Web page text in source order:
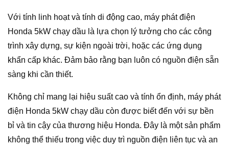
Với tính linh hoạt và tính di động cao, máy phát điện
Honda 5kW chạy dầu là lựa chọn lý tưởng cho các công
trình xây dựng, sự kiện ngoài trời, hoặc các ứng dụng
khẩn cấp khác. Đảm bảo rằng bạn luôn có nguồn điện sẵn
sàng khi cần thiết.
Không chỉ mang lại hiệu suất cao và tính ổn định, máy phát
điện Honda 5kW chạy dầu còn được biết đến với sự bền
bỉ và tin cậy của thương hiệu Honda. Đây là một sản phẩm
không thể thiếu trong việc duy trì nguồn điện liên tục và an